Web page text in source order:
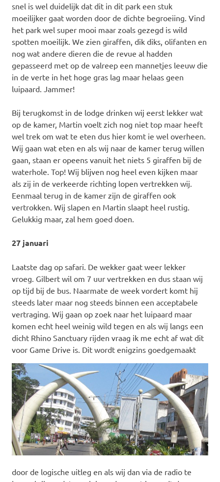
snel is wel duidelijk dat dit in dit park een stuk
moeilijker gaat worden door de dichte begroeiing. Vind
het park wel super mooi maar zoals gezegd is wild
spotten moeilijk. We zien giraffen, dik diks, olifanten en
nog wat andere dieren die de revue al hadden
gepasseerd met op de valreep een mannetjes leeuw die
in de verte in het hoge gras lag maar helaas geen
luipaard. Jammer!
Bij terugkomst in de lodge drinken wij eerst lekker wat
op de kamer, Martin voelt zich nog niet top maar heeft
wel trek om wat te eten dus hier komt ie wel overheen.
Wij gaan wat eten en als wij naar de kamer terug willen
gaan, staan er opeens vanuit het niets 5 giraffen bij de
waterhole. Top! Wij blijven nog heel even kijken maar
als zij in de verkeerde richting lopen vertrekken wij.
Eenmaal terug in de kamer zijn de giraffen ook
vertrokken. Wij slapen en Martin slaapt heel rustig.
Gelukkig maar, zal hem goed doen.
27 januari
Laatste dag op safari. De wekker gaat weer lekker
vroeg. Gilbert wil om 7 uur vertrekken en dus staan wij
op tijd bij de bus. Naarmate de week vordert komt hij
steeds later maar nog steeds binnen een acceptabele
vertraging. Wij gaan op zoek naar het luipaard maar
komen echt heel weinig wild tegen en als wij langs een
dicht Rhino Sanctuary rijden vraag ik me echt af wat dit
voor Game Drive is. Dit wordt enigzins goedgemaakt
door de logische uitleg en als wij dan via de radio te